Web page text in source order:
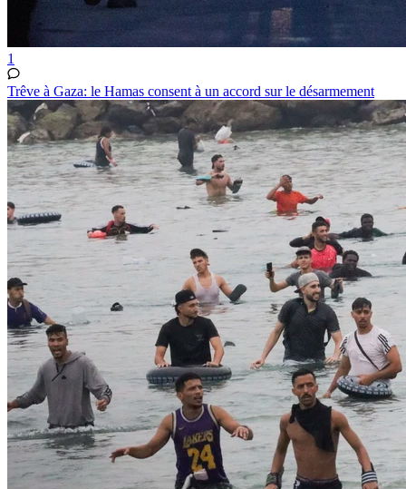
1
Trêve à Gaza: le Hamas consent à un accord sur le désarmement